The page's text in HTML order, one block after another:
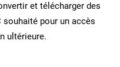
et télécharger des
souhaité pour un accès
ultérieure.